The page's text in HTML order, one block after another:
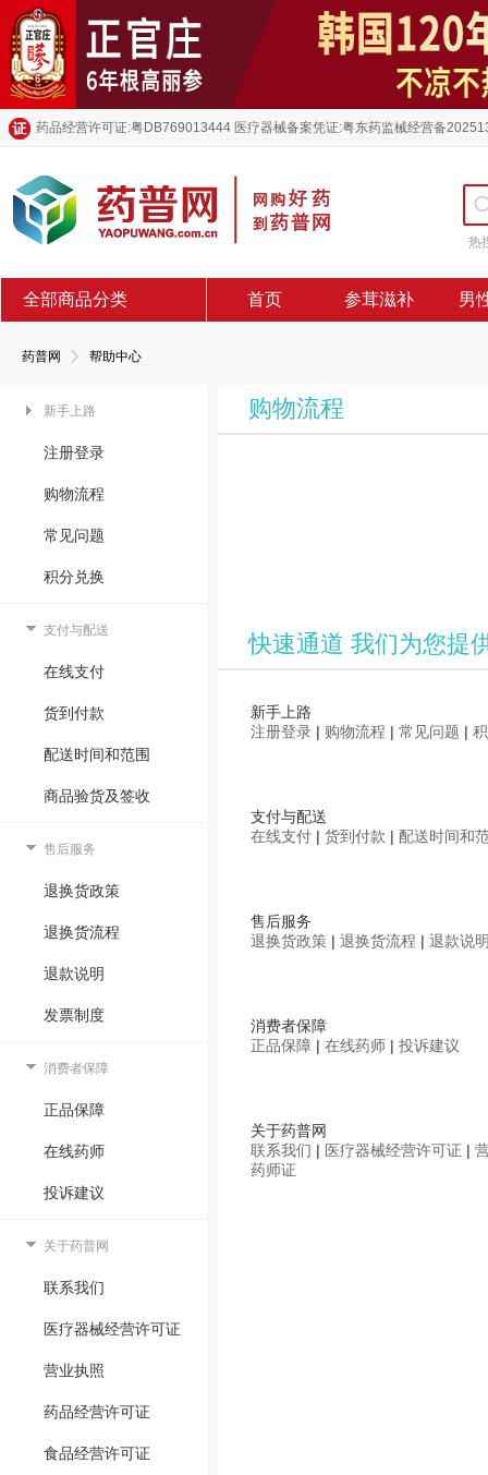
药品经营许可证:粤DB769013444 医疗器械备案凭证:粤东药监械经营备
热
全部商品分类 首页 参茸滋补 男
药普网 帮助中心
新手上路
注册登录
购物流程
常见问题
积分兑换
支付与配送
在线支付
货到付款
配送时间和范围
商品验货及签收
售后服务
退换货政策
退换货流程
退款说明
发票制度
消费者保障
正品保障
在线药师
投诉建议
关于药普网
联系我们
医疗器械经营许可证
营业执照
药品经营许可证
食品经营许可证
购物流程
快速通道 我们为您提
新手上路
注册登录 | 购物流程 | 常见问题 |
支付与配送
在线支付 | 货到付款 | 配送时间和
售后服务
退换货政策 | 退换货流程 | 退款说
消费者保障
正品保障 | 在线药师 | 投诉建议
关于药普网
联系我们 | 医疗器械经营许可证 |
药师证